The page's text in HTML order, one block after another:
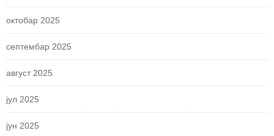
октобар 2025
септембар 2025
август 2025
јул 2025
јун 2025